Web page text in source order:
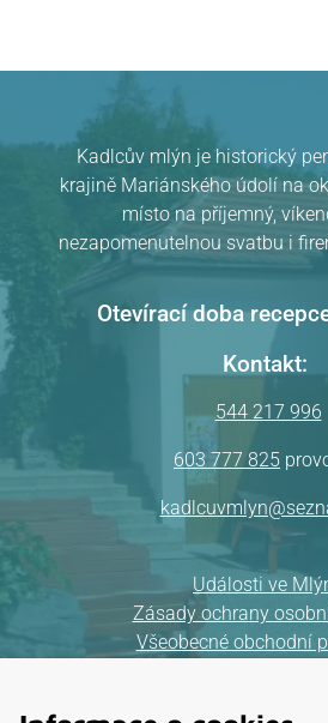
Kadlcův mlýn je historický
krajině Mariánského údolí na
místo na příjemný,
nezapomenutelnou svatbu i
Otevírací doba
Kontakt:
544 217 996
603 777 825
Události ve
Zásady ochrany
Všeobecné obchodní